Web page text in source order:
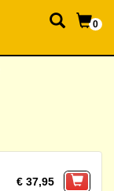
0
€ 37,95